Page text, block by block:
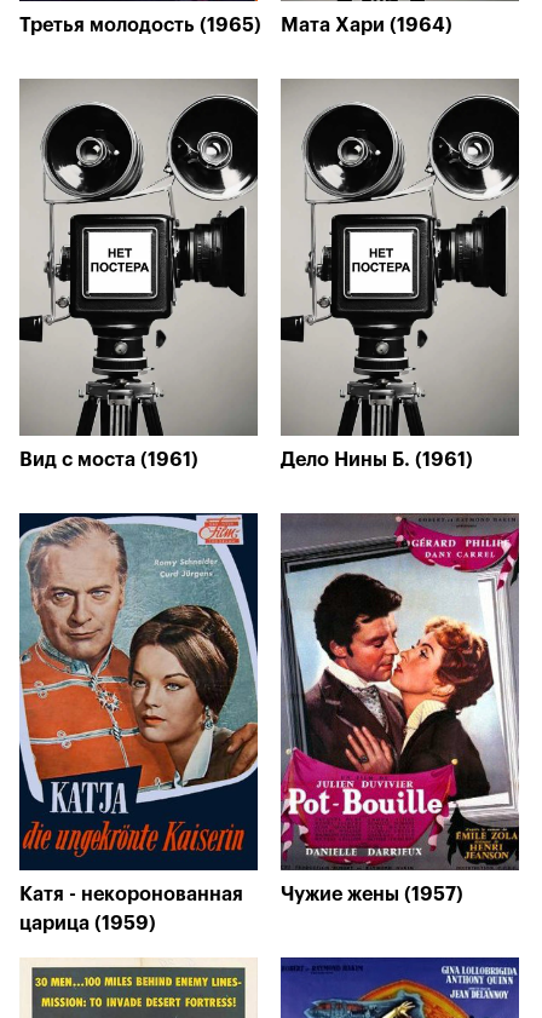
Третья молодость (1965) Мата Хари (1964)
Вид с моста (1961) Дело Нины Б. (1961)
Катя - некоронованная
царица (1959)
Чужие жены (1957)